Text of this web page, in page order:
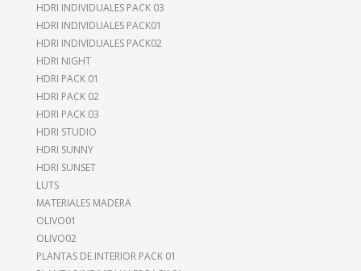
HDRI INDIVIDUALES PACK 03
HDRI INDIVIDUALES PACK01
HDRI INDIVIDUALES PACK02
HDRI NIGHT
HDRI PACK 01
HDRI PACK 02
HDRI PACK 03
HDRI STUDIO
HDRI SUNNY
HDRI SUNSET
LUTS
MATERIALES MADERA
OLIVO01
OLIVO02
PLANTAS DE INTERIOR PACK 01